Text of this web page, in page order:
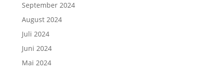
September 2024
August 2024
Juli 2024
Juni 2024
Mai 2024